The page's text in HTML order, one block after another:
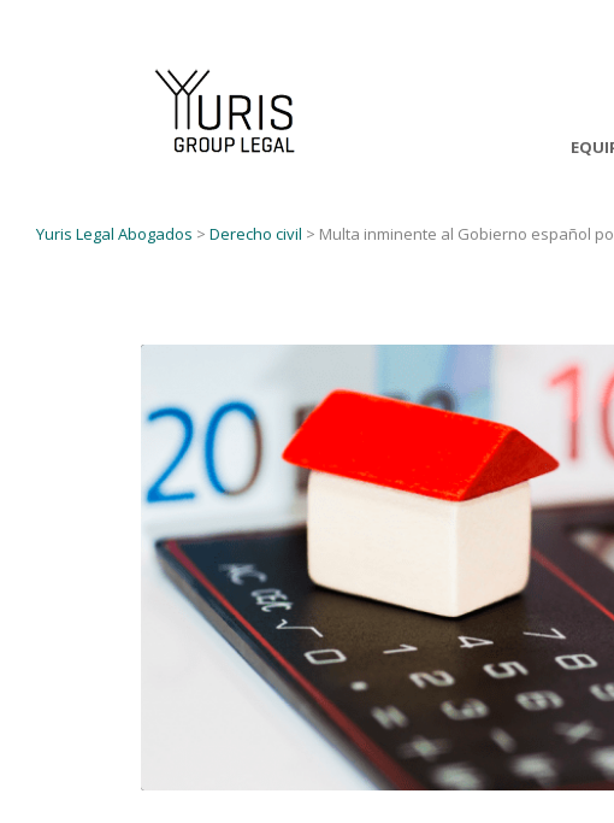
Yuris Legal Abogados > Derecho civil > Multa inminente al Gobierno español